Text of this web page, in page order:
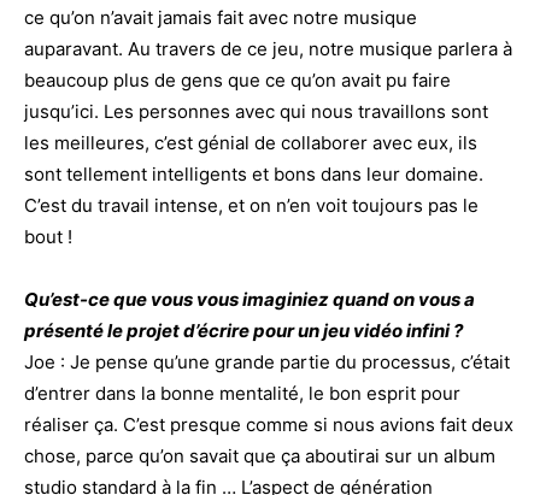
ce qu’on n’avait jamais fait avec notre musique
auparavant. Au travers de ce jeu, notre musique parlera à
beaucoup plus de gens que ce qu’on avait pu faire
jusqu’ici. Les personnes avec qui nous travaillons sont
les meilleures, c’est génial de collaborer avec eux, ils
sont tellement intelligents et bons dans leur domaine.
C’est du travail intense, et on n’en voit toujours pas le
bout !
Qu’est-ce que vous vous imaginiez quand on vous a
présenté le projet d’écrire pour un jeu vidéo infini ?
Joe : Je pense qu’une grande partie du processus, c’était
d’entrer dans la bonne mentalité, le bon esprit pour
réaliser ça. C’est presque comme si nous avions fait deux
chose, parce qu’on savait que ça aboutirai sur un album
studio standard à la fin … L’aspect de génération